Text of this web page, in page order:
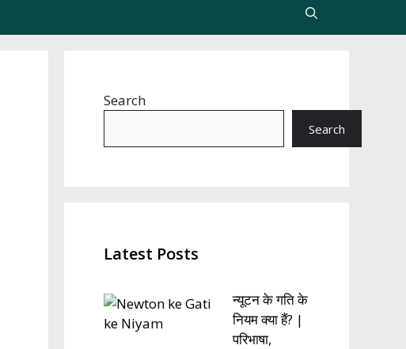
Search
Search
Latest Posts
न्यूटन के गति के
नियम क्या हैं? |
परिभाषा,